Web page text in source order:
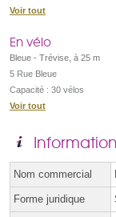
Voir tout
En vélo
Bleue - Trévise, à 25 m
5 Rue Bleue
Capacité : 30 vélos
Voir tout
Nom commercial
Forme juridique